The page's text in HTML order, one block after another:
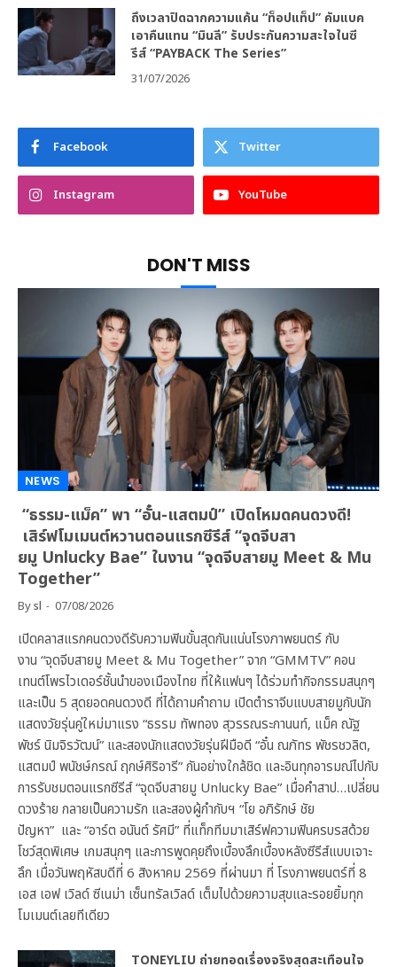
ถึงเวลาปิดฉากความแค้น “ท็อปแท็ป” คัมแบค
เอาคืนแทน “มินลี” รับประกันความสะใจในซี
รีส์ “PAYBACK The Series”
31/07/2026
Facebook Twitter
Instagram YouTube
DON'T MISS
NEWS
“ธรรม-แม็ค” พา “อั๋น-แสตมป์” เปิดโหมดคนดวงดี!
เสิร์ฟโมเมนต์หวานตอนแรกซีรีส์ “จุดจีบสา
ยมู Unlucky Bae” ในงาน “จุดจีบสายมู Meet & Mu
Together”
Bysl 07/08/2026
เปิดคลาสแรกคนดวงดีรับความฟินขั้นสุดกันแน่นโรงภาพยนตร์ กับ
งาน “จุดจีบสายมู Meet & Mu Together” จาก “GMMTV” คอน
เทนต์โพรไวเดอร์ชั้นนำของเมืองไทย ที่ให้แฟนๆ ได้ร่วมทำกิจกรรมสนุกๆ
และเป็น 5 สุดยอดคนดวงดี ที่ได้ถามคำถาม เปิดตำราจีบแบบสายมูกับนัก
แสดงวัยรุ่นคู่ใหม่มาแรง “ธรรม ทัพทอง สุวรรณระกานนท์, แม็ค ณัฐ
พัชร์ นิมจิรวัฒน์” และสองนักแสดงวัยรุ่นฝีมือดี “อั๋น ณภัทร พัชรชวลิต,
แสตมป์ พนัชษ์กรณ์ ฤกษ์ศิริอารี” กันอย่างใกล้ชิด และอินทุกอารมณ์ไปกับ
การรับชมตอนแรกซีรีส์ “จุดจีบสายมู Unlucky Bae” เมื่อคำสาป…เปลี่ยน
ดวงร้าย กลายเป็นความรัก และสองผู้กำกับฯ “โย อภิรักษ์ ชัย
ปัญหา” และ “อาร์ต อนันต์ รัศมี” ที่แท็กทีมมาเสิร์ฟความฟินครบรสด้วย
โชว์สุดพิเศษ เกมสนุกๆ และการพูดคุยถึงเบื้องลึกเบื้องหลังซีรีส์แบบเจาะ
ลึก เมื่อวันพฤหัสบดีที่ 6 สิงหาคม 2569 ที่ผ่านมา ที่ โรงภาพยนตร์ที่ 8
เอส เอฟ เวิลด์ ซีเนม่า เซ็นทรัลเวิลด์ เต็มไปด้วยความสุขและรอยยิ้มทุก
โมเมนต์เลยทีเดียว
TONEYLIU ถ่ายทอดเรื่องจริงสุดสะเทือนใจ